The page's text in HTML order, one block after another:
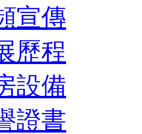
宣傳
歷程
設備
證書